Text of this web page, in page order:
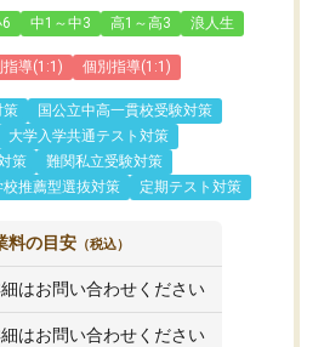
中1～中3 高1～高3 浪人生
導(1:1) 個別指導(1:1)
策
国公立中高一貫校受験対策
大学入学共通テスト対策
策
難関私立受験対策
推薦型選抜対策
定期テスト対策
料の目安 （税込）
はお問い合わせください
はお問い合わせください